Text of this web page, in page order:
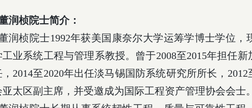
润桢院士简介：
润桢院士1992年获美国康奈尔大学运筹学博士学位，
工业系统工程与管理系教授。曾于2008至2015年担任新
2014至2020年出任淡马锡国防系统研究所所长， 2012
太区副主席，并受邀成为国际工程资产管理协会会士。